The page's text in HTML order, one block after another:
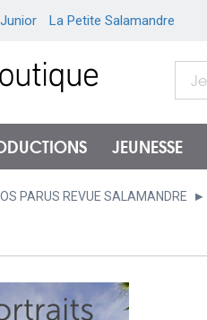
La Petite Salamandre
JEUNESSE
PARUS REVUE SALAMANDRE